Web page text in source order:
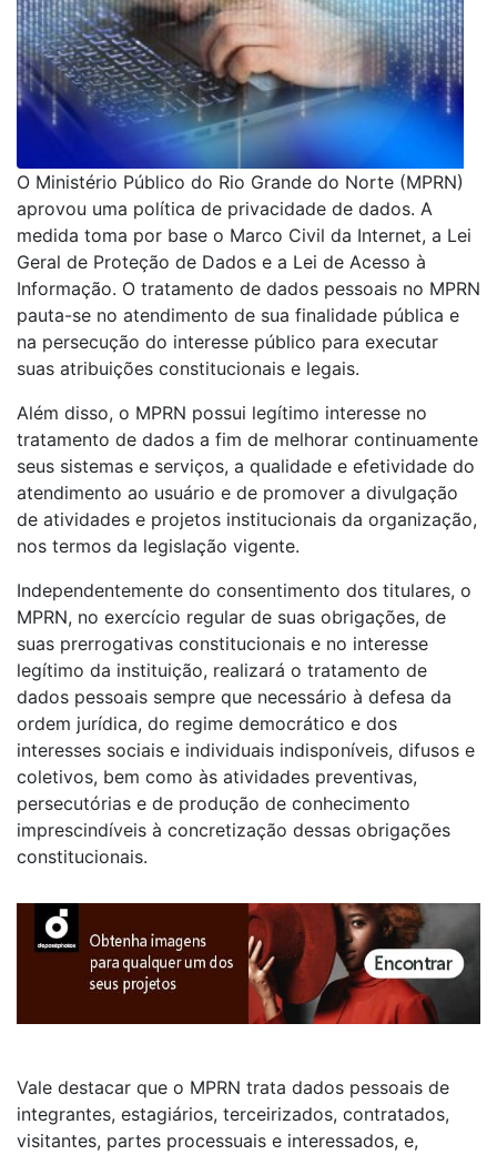
O Ministério Público do Rio Grande do Norte (MPRN)
aprovou uma política de privacidade de dados. A
medida toma por base o Marco Civil da Internet, a Lei
Geral de Proteção de Dados e a Lei de Acesso à
Informação. O tratamento de dados pessoais no MPRN
pauta-se no atendimento de sua finalidade pública e
na persecução do interesse público para executar
suas atribuições constitucionais e legais.
Além disso, o MPRN possui legítimo interesse no
tratamento de dados a fim de melhorar continuamente
seus sistemas e serviços, a qualidade e efetividade do
atendimento ao usuário e de promover a divulgação
de atividades e projetos institucionais da organização,
nos termos da legislação vigente.
Independentemente do consentimento dos titulares, o
MPRN, no exercício regular de suas obrigações, de
suas prerrogativas constitucionais e no interesse
legítimo da instituição, realizará o tratamento de
dados pessoais sempre que necessário à defesa da
ordem jurídica, do regime democrático e dos
interesses sociais e individuais indisponíveis, difusos e
coletivos, bem como às atividades preventivas,
persecutórias e de produção de conhecimento
imprescindíveis à concretização dessas obrigações
constitucionais.
Vale destacar que o MPRN trata dados pessoais de
integrantes, estagiários, terceirizados, contratados,
visitantes, partes processuais e interessados, e,